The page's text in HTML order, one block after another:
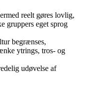
reelt gøres lovlig,
gruppers eget sprog
begrænses,
ytrings, tros- og
udøvelse af